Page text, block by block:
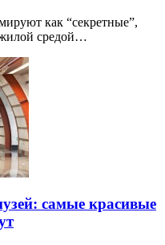
как “секретные”,
средой…
самые красивые